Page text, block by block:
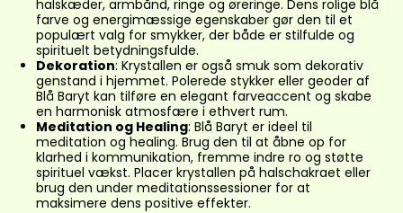
halskæder, armbånd, ringe og øreringe. Dens rolige blå
farve og energimæssige egenskaber gør den til et
populært valg for smykker, der både er stilfulde og
spirituelt betydningsfulde.
Dekoration: Krystallen er også smuk som dekorativ
genstand i hjemmet. Polerede stykker eller geoder af
Blå Baryt kan tilføre en elegant farveaccent og skabe
en harmonisk atmosfære i ethvert rum.
Meditation og Healing: Blå Baryt er ideel til
meditation og healing. Brug den til at åbne op for
klarhed i kommunikation, fremme indre ro og støtte
spirituel vækst. Placer krystallen på halschakraet eller
brug den under meditationssessioner for at
maksimere dens positive effekter.